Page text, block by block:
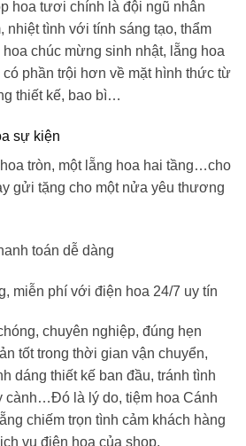
hoa tươi chính là đội ngũ nhân
nhiệt tình với tính sáng tạo, thẩm
hoa chúc mừng sinh nhật, lẵng hoa
phần trội hơn về mặt hình thức từ
thiết kế, bao bì…
sự kiện
tròn, một lẵng hoa hai tầng…cho
gửi tặng cho một nửa yêu thương
toán dễ dàng
miễn phí với điện hoa 24/7 uy tín
chuyên nghiệp, đúng hẹn
tốt trong thời gian vận chuyển,
dáng thiết kế ban đầu, tránh tình
cành…Đó là lý do, tiệm hoa Cánh
chiếm trọn tình cảm khách hàng
vụ điện hoa của shop.